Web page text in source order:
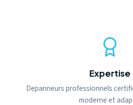
Expertise
Depanneurs professionnels
moderne et